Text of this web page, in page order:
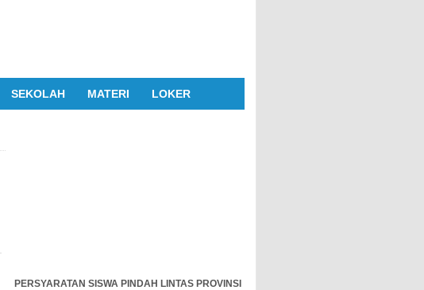
SEKOLAH MATERI LOKER
PERSYARATAN SISWA PINDAH LINTAS PROVINSI